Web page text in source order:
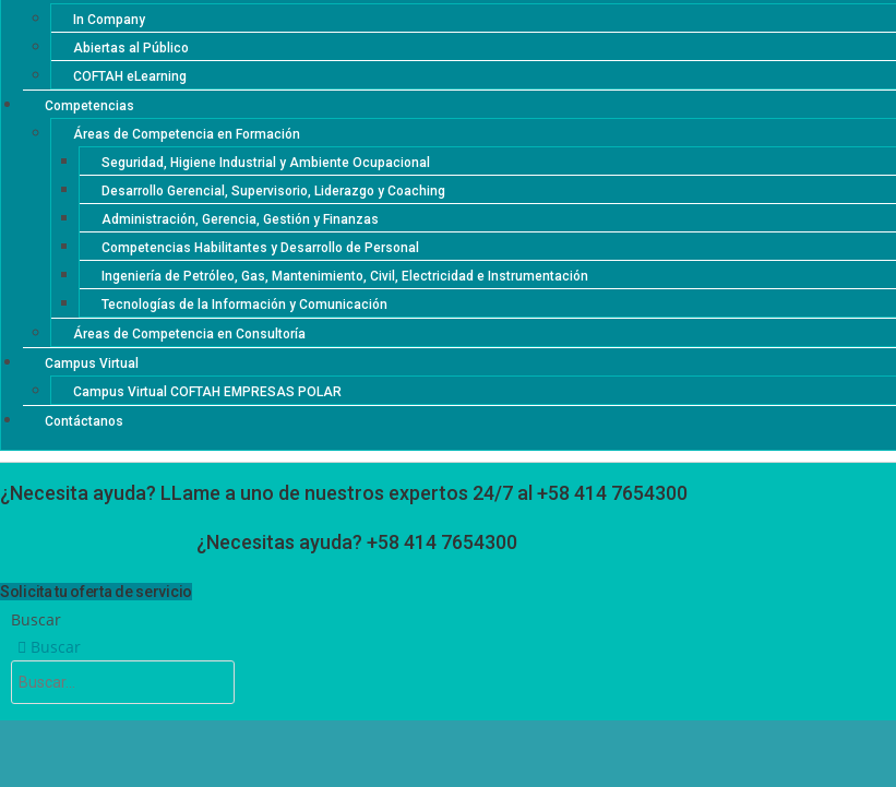
In Company
Abiertas al Público
COFTAH eLearning
Competencias
Áreas de Competencia en Formación
Seguridad, Higiene Industrial y Ambiente Ocupacional
Desarrollo Gerencial, Supervisorio, Liderazgo y Coaching
Administración, Gerencia, Gestión y Finanzas
Competencias Habilitantes y Desarrollo de Personal
Ingeniería de Petróleo, Gas, Mantenimiento, Civil, Electricidad e Instrumentación
Tecnologías de la Información y Comunicación
Áreas de Competencia en Consultoría
Campus Virtual
Campus Virtual COFTAH EMPRESAS POLAR
Contáctanos
¿Necesita ayuda? LLame a uno de nuestros expertos 24/7 al +58 414 7654300
¿Necesitas ayuda? +58 414 7654300
Solicita tu oferta de servicio
Buscar
Buscar